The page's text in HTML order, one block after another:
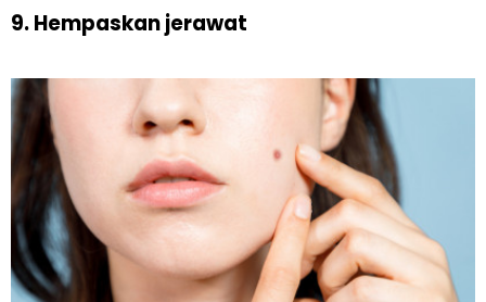
9. Hempaskan jerawat